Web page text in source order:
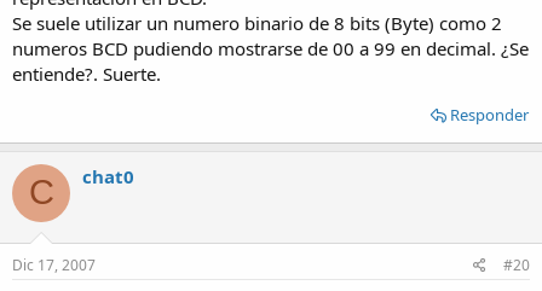
Se suele utilizar un numero binario de 8 bits (Byte) como 2
numeros BCD pudiendo mostrarse de 00 a 99 en decimal. ¿Se
entiende?. Suerte.
Responder
C chat0
Dic 17, 2007 #20